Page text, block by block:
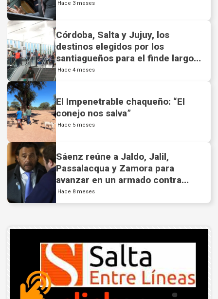
Hace 3 meses
Córdoba, Salta y Jujuy, los
destinos elegidos por los
santiagueños para el finde largo
de Semana Santa
Hace 4 meses
El Impenetrable chaqueño: “El
conejo nos salva”
Hace 5 meses
Sáenz reúne a Jaldo, Jalil,
Passalacqua y Zamora para
avanzar en un armado contra
Cristina
Hace 8 meses